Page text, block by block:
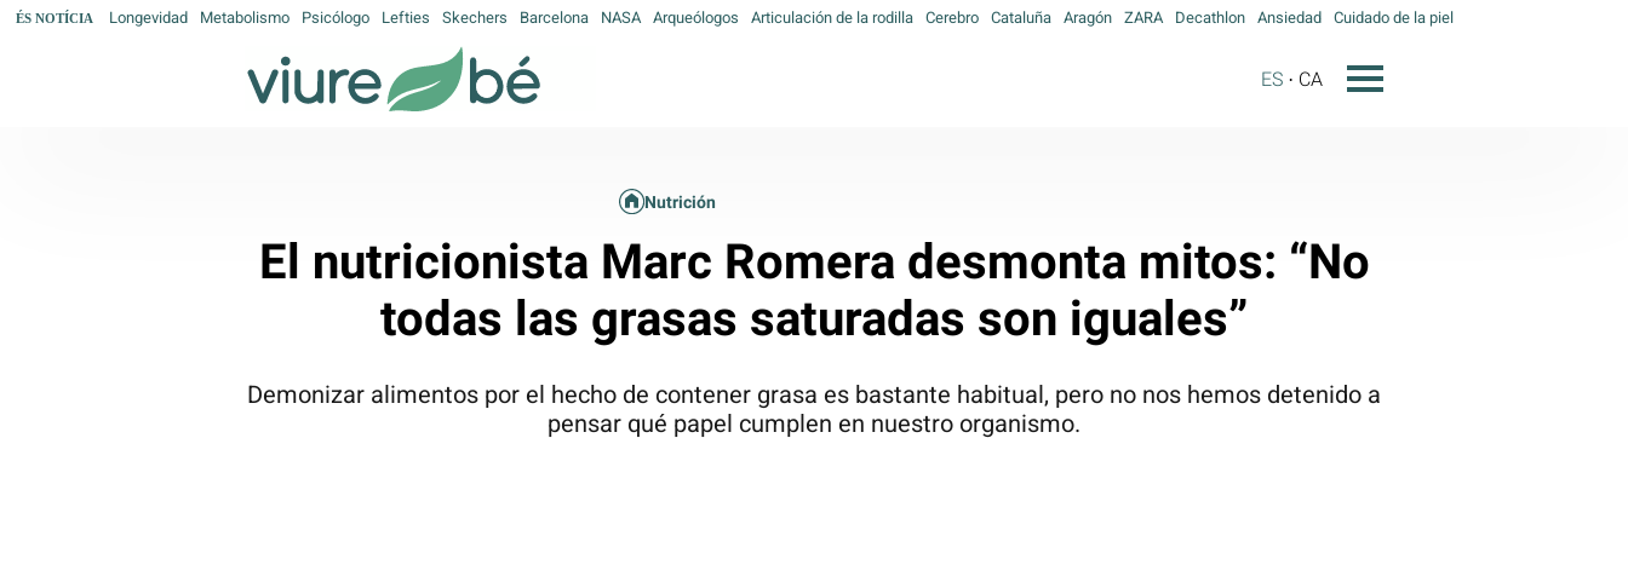
ÉS NOTÍCIA Longevidad Metabolismo Psicólogo Lefties Skechers Barcelona NASA Arqueólogos Articulación de la rodilla Cerebro Cataluña Aragón ZARA Decathlon Ansiedad Cuidado de la piel
ES CA
Nutrición
El nutricionista Marc Romera desmonta mitos: “No
todas las grasas saturadas son iguales”
Demonizar alimentos por el hecho de contener grasa es bastante habitual, pero no nos hemos detenido a
pensar qué papel cumplen en nuestro organismo.